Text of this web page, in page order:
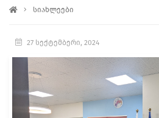
სიახლეები
27 სექტემბერი, 2024